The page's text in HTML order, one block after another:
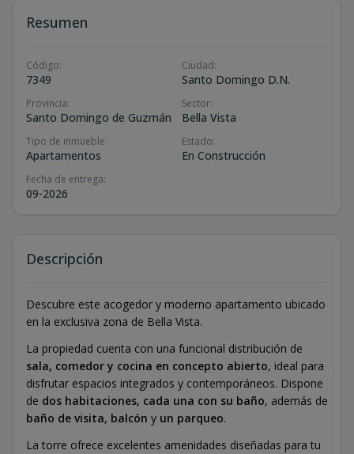
Resumen
Código:
7349
Ciudad:
Santo Domingo D.N.
Provincia:
Santo Domingo de Guzmán
Sector:
Bella Vista
Tipo de inmueble:
Apartamentos
Estado:
En Construcción
Fecha de entrega:
09-2026
Descripción
Descubre este acogedor y moderno apartamento ubicado
en la exclusiva zona de Bella Vista.
La propiedad cuenta con una funcional distribución de
sala, comedor y cocina en concepto abierto, ideal para
disfrutar espacios integrados y contemporáneos. Dispone
de dos habitaciones, cada una con su baño, además de
baño de visita, balcón y un parqueo.
La torre ofrece excelentes amenidades diseñadas para tu